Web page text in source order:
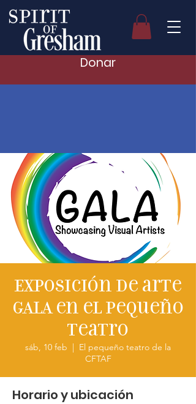
Donar
Exposición de arte
GALA en el Pequeño
Teatro
sáb, 10 feb
  |
El pequeño teatro de la
CFTAF
Horario y ubicación